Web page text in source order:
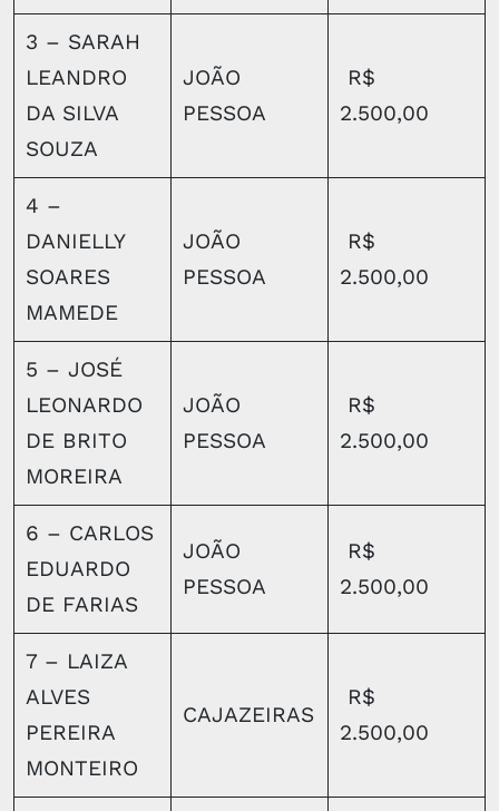
3 – SARAH
LEANDRO
DA SILVA
SOUZA
JOÃO
PESSOA
R$
2.500,00
4 –
DANIELLY
SOARES
MAMEDE
JOÃO
PESSOA
R$
2.500,00
5 – JOSÉ
LEONARDO
DE BRITO
MOREIRA
JOÃO
PESSOA
R$
2.500,00
6 – CARLOS
EDUARDO
DE FARIAS
JOÃO
PESSOA
R$
2.500,00
7 – LAIZA
ALVES
PEREIRA
MONTEIRO
CAJAZEIRAS
R$
2.500,00